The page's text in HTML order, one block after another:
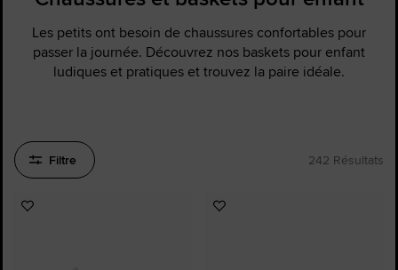
Les petits ont besoin de chaussures confortables pour
passer la journée. Découvrez nos baskets pour enfant
ludiques et pratiques et trouvez la paire idéale.
Filtre 242 Résultats
Ajouter
Ajouter